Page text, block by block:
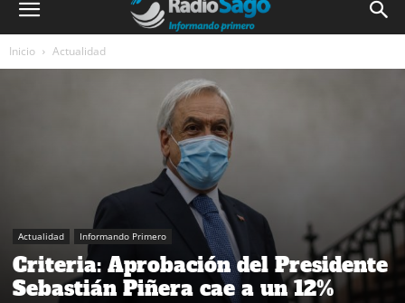
Inicio Actualidad
Actualidad Informando Primero
Criteria: Aprobación del Presidente
Sebastián Piñera cae a un 12%